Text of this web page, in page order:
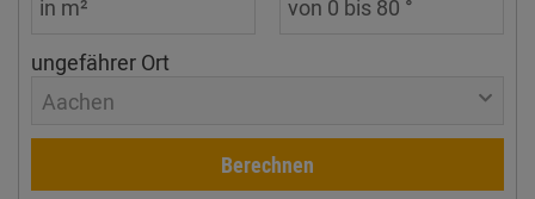
ungefährer Ort
Aachen
Berechnen